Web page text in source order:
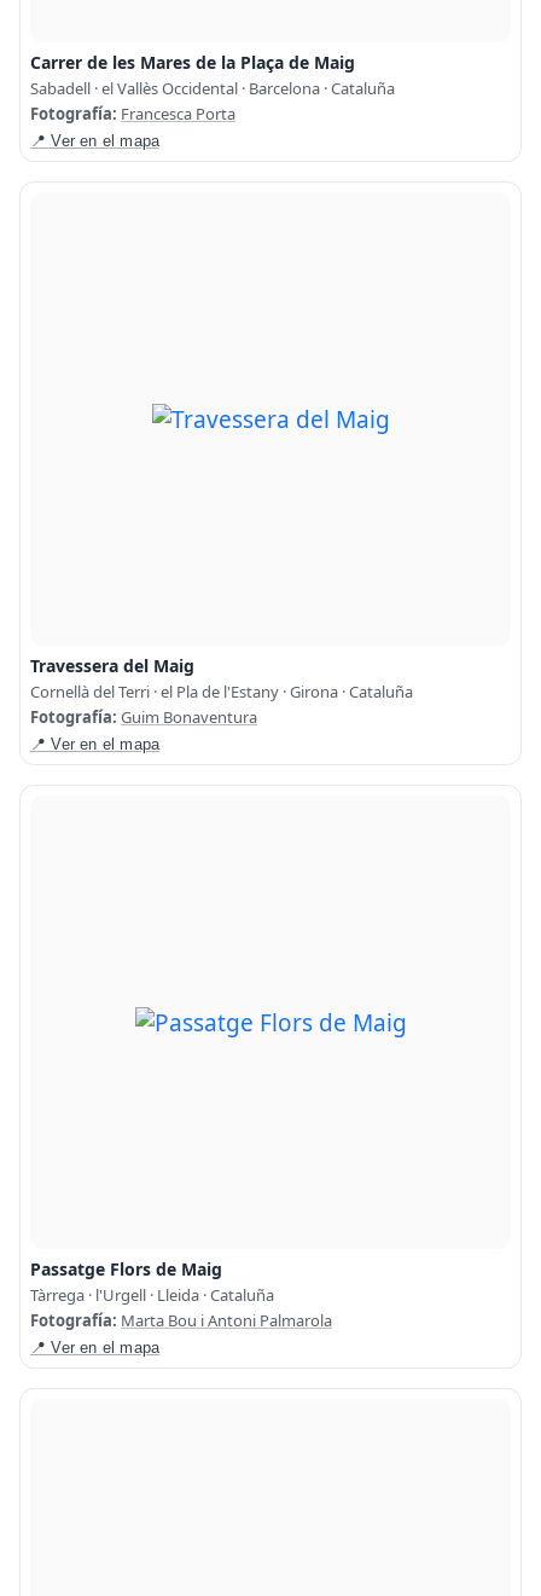
Carrer de les Mares de la Plaça de Maig
Sabadell · el Vallès Occidental · Barcelona · Cataluña
Fotografía: Francesca Porta
📍 Ver en el mapa
Travessera del Maig
Cornellà del Terri · el Pla de l'Estany · Girona · Cataluña
Fotografía: Guim Bonaventura
📍 Ver en el mapa
Passatge Flors de Maig
Tàrrega · l'Urgell · Lleida · Cataluña
Fotografía: Marta Bou i Antoni Palmarola
📍 Ver en el mapa